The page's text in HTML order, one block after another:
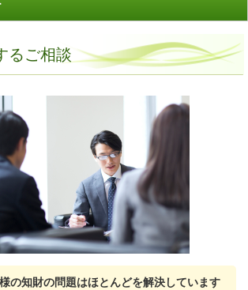
るご相談
の知財の問題はほとんどを解決しています